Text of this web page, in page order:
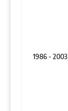
1986 - 2003